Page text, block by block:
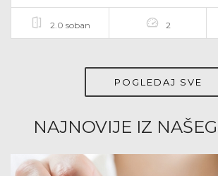
2.0 soban 2
POGLEDAJ SVE
NAJNOVIJE IZ NAŠEG